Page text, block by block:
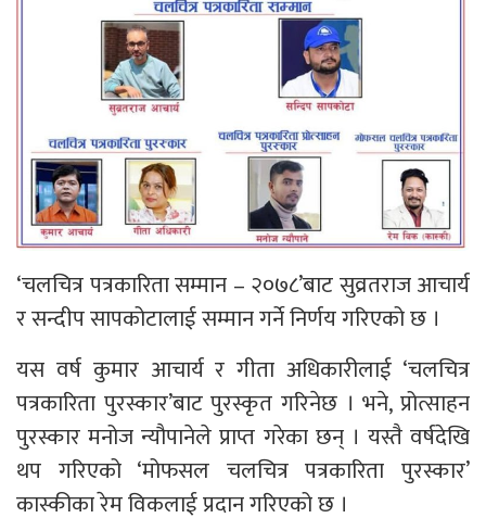
‘चलचित्र पत्रकारिता सम्मान – २०७८’बाट सुव्रतराज आचार्य
र सन्दीप सापकोटालाई सम्मान गर्ने निर्णय गरिएको छ ।
यस वर्ष कुमार आचार्य र गीता अधिकारीलाई ‘चलचित्र
पत्रकारिता पुरस्कार’बाट पुरस्कृत गरिनेछ । भने, प्रोत्साहन
पुरस्कार मनोज न्यौपानेले प्राप्त गरेका छन् । यस्तै वर्षदेखि
थप गरिएको ‘मोफसल चलचित्र पत्रकारिता पुरस्कार’
कास्कीका रेम विकलाई प्रदान गरिएको छ ।